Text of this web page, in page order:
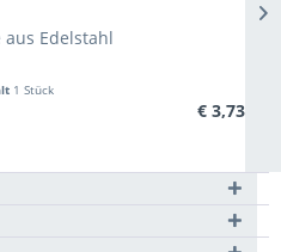
aus Edelstahl
1 Stück
€ 3,73